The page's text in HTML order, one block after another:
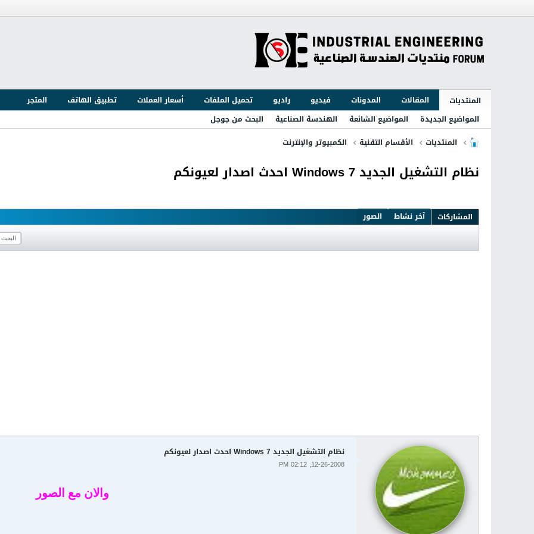
المنتديات المقالات المدونات فيديو راديو تحميل الملفات أسعار العملات تطبيق الهاتف
المتجر
المواضيع الجديدة
المواضيع الشائعة الهندسة الصناعية
البحث من جوجل
المنتديات
الأقسام التقنية الكمبيوتر والإنترنت
نظام التشغيل الجديد Windows 7 احدث اصدار لعيونكم
المشاركات آخر نشاط الصور
نظام التشغيل الجديد Windows 7 احدث اصدار لعيونكم
12-26-2008, 02:12 PM
والان مع الصور